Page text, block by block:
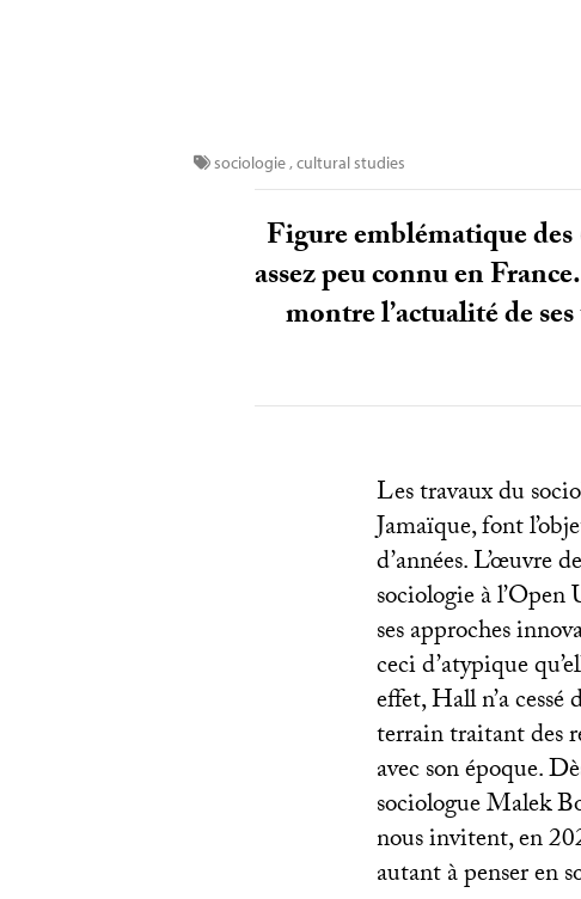
sociologie,cultural studies
Figure emblématique des
assez peu connu en
montre l’actualité de
Les travaux du
Jamaïque, font
d’années. L’œuvre
sociologie à
ses approches
ceci d’atypique
effet, Hall n’a cessé
terrain traitant des
avec son époque.
sociologue Malek
nous invitent, en
autant à penser en